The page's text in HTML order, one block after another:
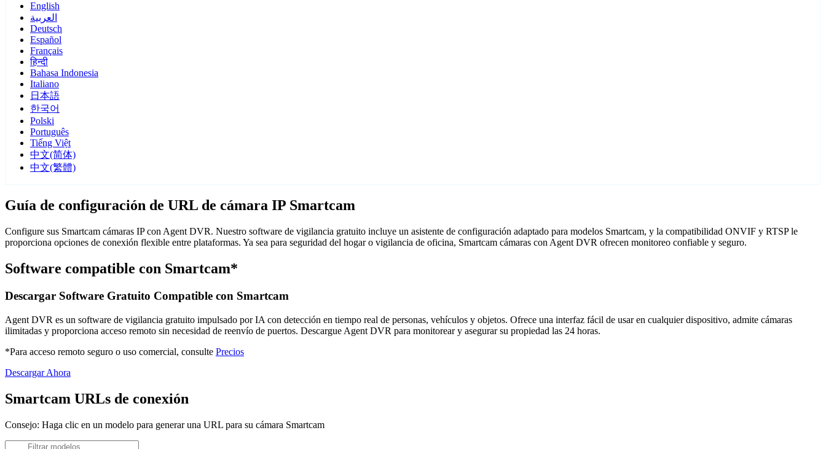
English
العربية
Deutsch
Español
Français
हिन्दी
Bahasa Indonesia
Italiano
日本語
한국어
Polski
Português
Tiếng Việt
中文(简体)
中文(繁體)
Guía de configuración de URL de cámara IP Smartcam
Configure sus Smartcam cámaras IP con Agent DVR. Nuestro software de vigilancia gratuito incluye un asistente de configuración adaptado para modelos Smartcam, y la compatibilidad ONVIF y RTSP le
proporciona opciones de conexión flexible entre plataformas. Ya sea para seguridad del hogar o vigilancia de oficina, Smartcam cámaras con Agent DVR ofrecen monitoreo confiable y seguro.
Software compatible con Smartcam*
Descargar Software Gratuito Compatible con Smartcam
Agent DVR es un software de vigilancia gratuito impulsado por IA con detección en tiempo real de personas, vehículos y objetos. Ofrece una interfaz fácil de usar en cualquier dispositivo, admite cámaras
ilimitadas y proporciona acceso remoto sin necesidad de reenvío de puertos. Descargue Agent DVR para monitorear y asegurar su propiedad las 24 horas.
*Para acceso remoto seguro o uso comercial, consulte Precios
Descargar Ahora
Smartcam URLs de conexión
Consejo: Haga clic en un modelo para generar una URL para su cámara Smartcam